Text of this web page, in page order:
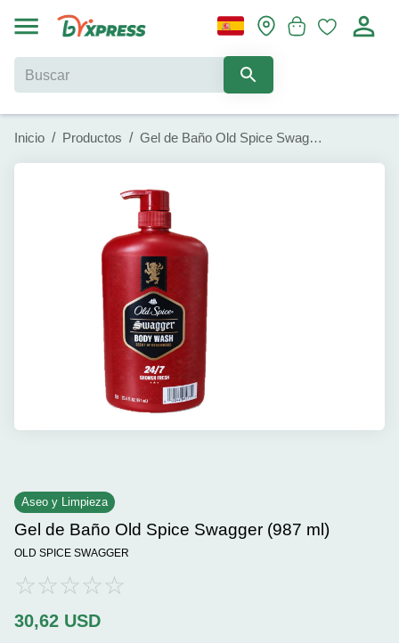
Inicio / Productos / Gel de Baño Old Spice Swagger (987 ml)
Aseo y Limpieza
Gel de Baño Old Spice Swagger (987 ml)
OLD SPICE SWAGGER
30,62 USD